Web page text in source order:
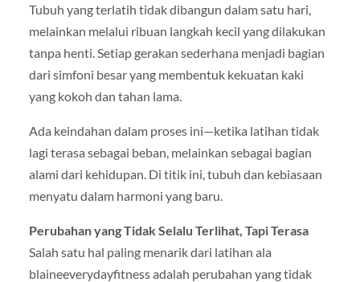
Tubuh yang terlatih tidak dibangun dalam satu hari,
melainkan melalui ribuan langkah kecil yang dilakukan
tanpa henti. Setiap gerakan sederhana menjadi bagian
dari simfoni besar yang membentuk kekuatan kaki
yang kokoh dan tahan lama.
Ada keindahan dalam proses ini—ketika latihan tidak
lagi terasa sebagai beban, melainkan sebagai bagian
alami dari kehidupan. Di titik ini, tubuh dan kebiasaan
menyatu dalam harmoni yang baru.
Perubahan yang Tidak Selalu Terlihat, Tapi Terasa
Salah satu hal paling menarik dari latihan ala
blaineeverydayfitness adalah perubahan yang tidak